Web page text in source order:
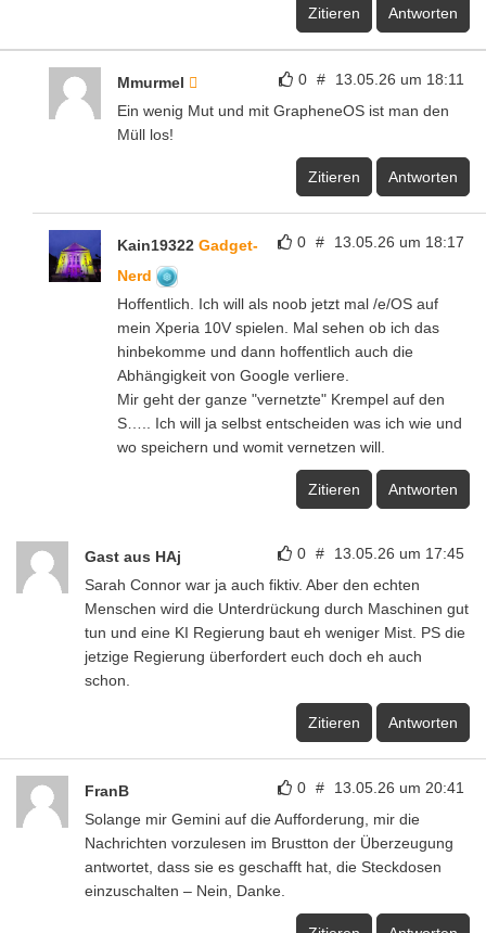
Zitieren Antworten
0 # 13.05.26 um 18:11
Mmurmel
Ein wenig Mut und mit GrapheneOS ist man den
Müll los!
Zitieren Antworten
0 # 13.05.26 um 18:17
Kain19322 Gadget-
Nerd
Hoffentlich. Ich will als noob jetzt mal /e/OS auf
mein Xperia 10V spielen. Mal sehen ob ich das
hinbekomme und dann hoffentlich auch die
Abhängigkeit von Google verliere.
Mir geht der ganze "vernetzte" Krempel auf den
S….. Ich will ja selbst entscheiden was ich wie und
wo speichern und womit vernetzen will.
Zitieren Antworten
0 # 13.05.26 um 17:45
Gast aus HAj
Sarah Connor war ja auch fiktiv. Aber den echten
Menschen wird die Unterdrückung durch Maschinen gut
tun und eine KI Regierung baut eh weniger Mist. PS die
jetzige Regierung überfordert euch doch eh auch
schon.
Zitieren Antworten
0 # 13.05.26 um 20:41
FranB
Solange mir Gemini auf die Aufforderung, mir die
Nachrichten vorzulesen im Brustton der Überzeugung
antwortet, dass sie es geschafft hat, die Steckdosen
einzuschalten – Nein, Danke.